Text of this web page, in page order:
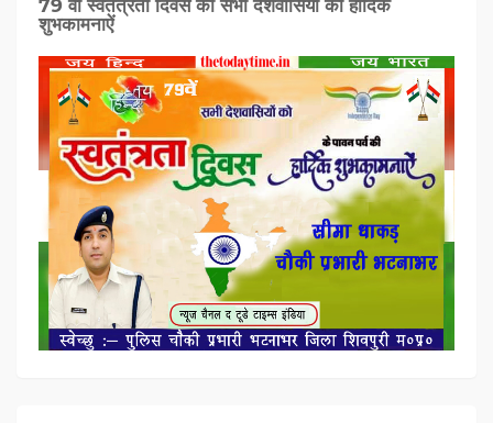
79 वीं स्वतंत्रता दिवस की सभी देशवासियों को हार्दिक
शुभकामनाऐं